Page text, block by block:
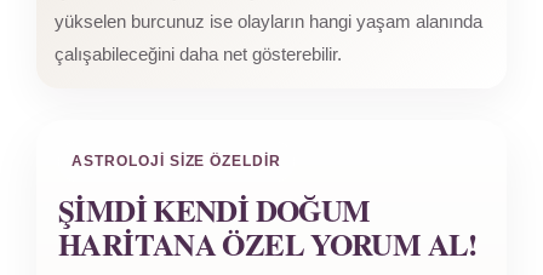
yükselen burcunuz ise olayların hangi yaşam alanında
çalışabileceğini daha net gösterebilir.
ASTROLOJI SIZE ÖZELDIR
ŞIMDI KENDI DOĞUM
HARITANA ÖZEL YORUM AL!